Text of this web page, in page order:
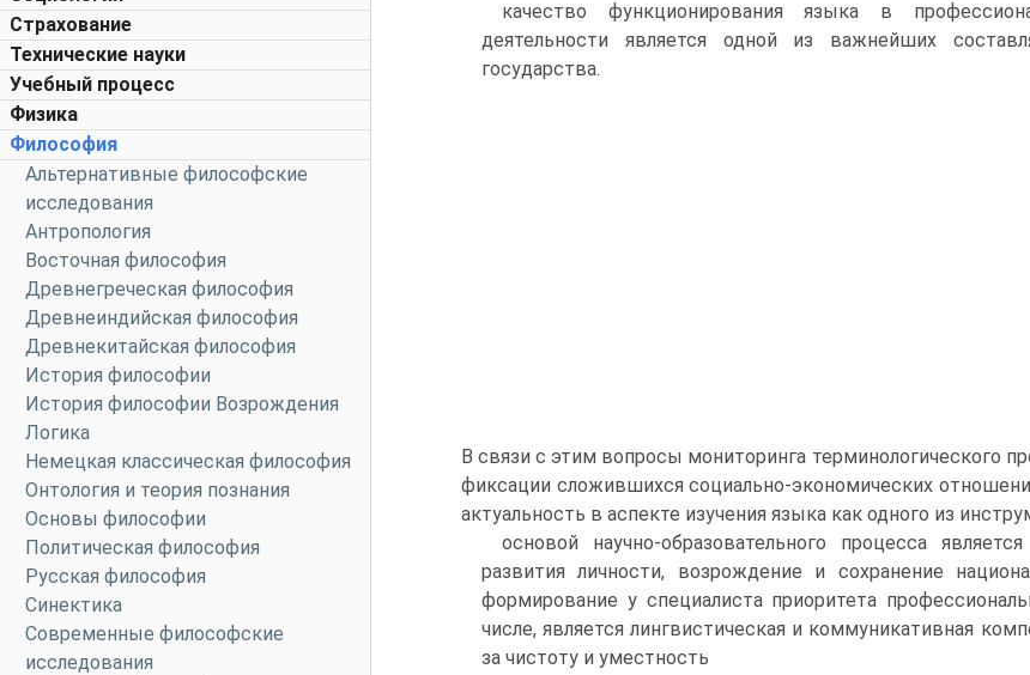
Страхование
Технические науки
Учебный процесс
Физика
Философия
Альтернативные философские
исследования
Антропология
Восточная философия
Древнегреческая философия
Древнеиндийская философия
Древнекитайская философия
История философии
История философии Возрождения
Логика
Немецкая классическая философия
Онтология и теория познания
Основы философии
Политическая философия
Русская философия
Синектика
Современные философские
исследования
качество функционирования языка в
деятельности является одной из важнейших
государства.
В связи с этим вопросы мониторинга терминологического
фиксации сложившихся социально-экономических
актуальность в аспекте изучения языка как одного из
основой научно-образовательного процесса
развития личности, возрождение и сохранение
формирование у специалиста приоритета
числе, является лингвистическая и коммуникативная
за чистоту и уместность